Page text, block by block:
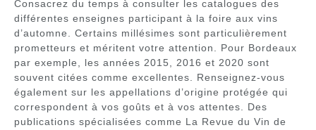
Consacrez du temps à consulter les catalogues des
différentes enseignes participant à la foire aux vins
d’automne. Certains millésimes sont particulièrement
prometteurs et méritent votre attention. Pour Bordeaux
par exemple, les années 2015, 2016 et 2020 sont
souvent citées comme excellentes. Renseignez-vous
également sur les appellations d’origine protégée qui
correspondent à vos goûts et à vos attentes. Des
publications spécialisées comme La Revue du Vin de